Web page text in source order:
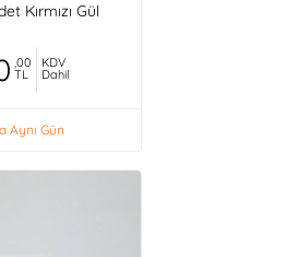
Kırmızı Gül
,00
TL
KDV
Dahil
Aynı Gün